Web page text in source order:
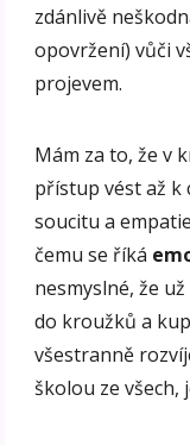
zdánlivě
opovržení) vůči
projevem.
Mám za to, že v
přístup vést až k
soucitu a
čemu se říká
nesmyslné, že
do kroužků a
všestranně
školou ze všech,